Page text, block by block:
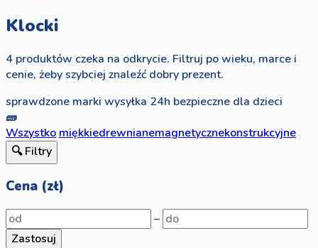
Klocki
4 produktów czeka na odkrycie. Filtruj po wieku, marce i
cenie, żeby szybciej znaleźć dobry prezent.
sprawdzone marki wysyłka 24h bezpieczne dla dzieci
🧱
Wszystko miękkiedrewnianemagnetycznekonstrukcyjne
🔍 Filtry
Cena (zł)
–
Zastosuj